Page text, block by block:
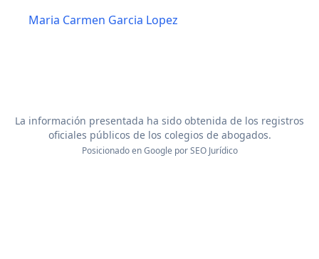
Maria Carmen Garcia Lopez
La información presentada ha sido obtenida de los registros
oficiales públicos de los colegios de abogados.
Posicionado en Google porSEO Jurídico